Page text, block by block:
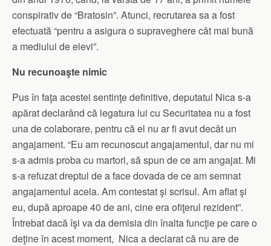
conspirativ de “Bratosin”. Atunci, recrutarea sa a fost
efectuată “pentru a asigura o supraveghere cât mai bună
a mediului de elevi”.
Nu recunoaşte nimic
Pus în faţa acestei sentinţe definitive, deputatul Nica s-a
apărat declarând că legatura lui cu Securitatea nu a fost
una de colaborare, pentru că el nu ar fi avut decât un
angajament. “Eu am recunoscut angajamentul, dar nu mi
s-a admis proba cu martori, să spun de ce am angajat. Mi
s-a refuzat dreptul de a face dovada de ce am semnat
angajamentul acela. Am contestat şi scrisul. Am aflat şi
eu, după aproape 40 de ani, cine era ofiţerul rezident”.
Întrebat dacă îşi va da demisia din înalta funcţie pe care o
deţine în acest moment, Nica a declarat că nu are de